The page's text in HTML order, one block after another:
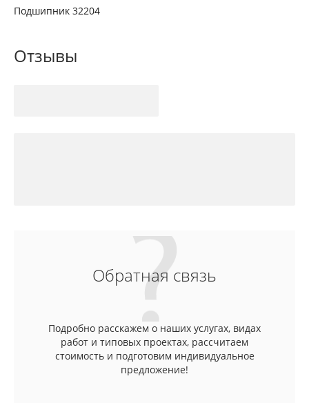
Подшипник 32204
Отзывы
Обратная связь
Подробно расскажем о наших услугах, видах
работ и типовых проектах, рассчитаем
стоимость и подготовим индивидуальное
предложение!